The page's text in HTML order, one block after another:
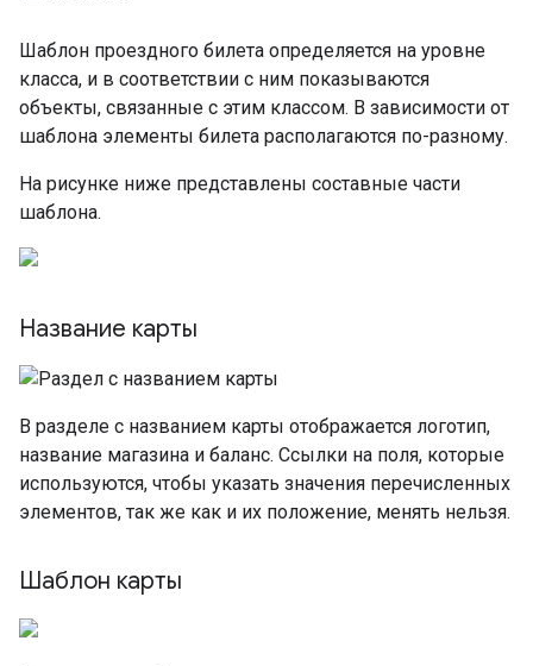
Шаблон проездного билета определяется на уровне
класса, и в соответствии с ним показываются
объекты, связанные с этим классом. В зависимости от
шаблона элементы билета располагаются по-разному.
На рисунке ниже представлены составные части
шаблона.
Название карты
В разделе с названием карты отображается логотип,
название магазина и баланс. Ссылки на поля, которые
используются, чтобы указать значения перечисленных
элементов, так же как и их положение, менять нельзя.
Шаблон карты